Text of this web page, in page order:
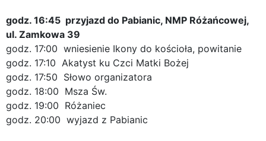
godz. 16:45 przyjazd do Pabianic, NMP Różańcowej,
ul. Zamkowa 39
godz. 17:00 wniesienie Ikony do kościoła, powitanie
godz. 17:10 Akatyst ku Czci Matki Bożej
godz. 17:50 Słowo organizatora
godz. 18:00 Msza Św.
godz. 19:00 Różaniec
godz. 20:00 wyjazd z Pabianic